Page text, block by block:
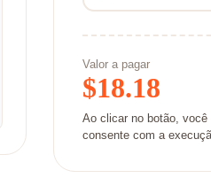
Valor a pagar
$18.18
Ao clicar no botão,
consente com a